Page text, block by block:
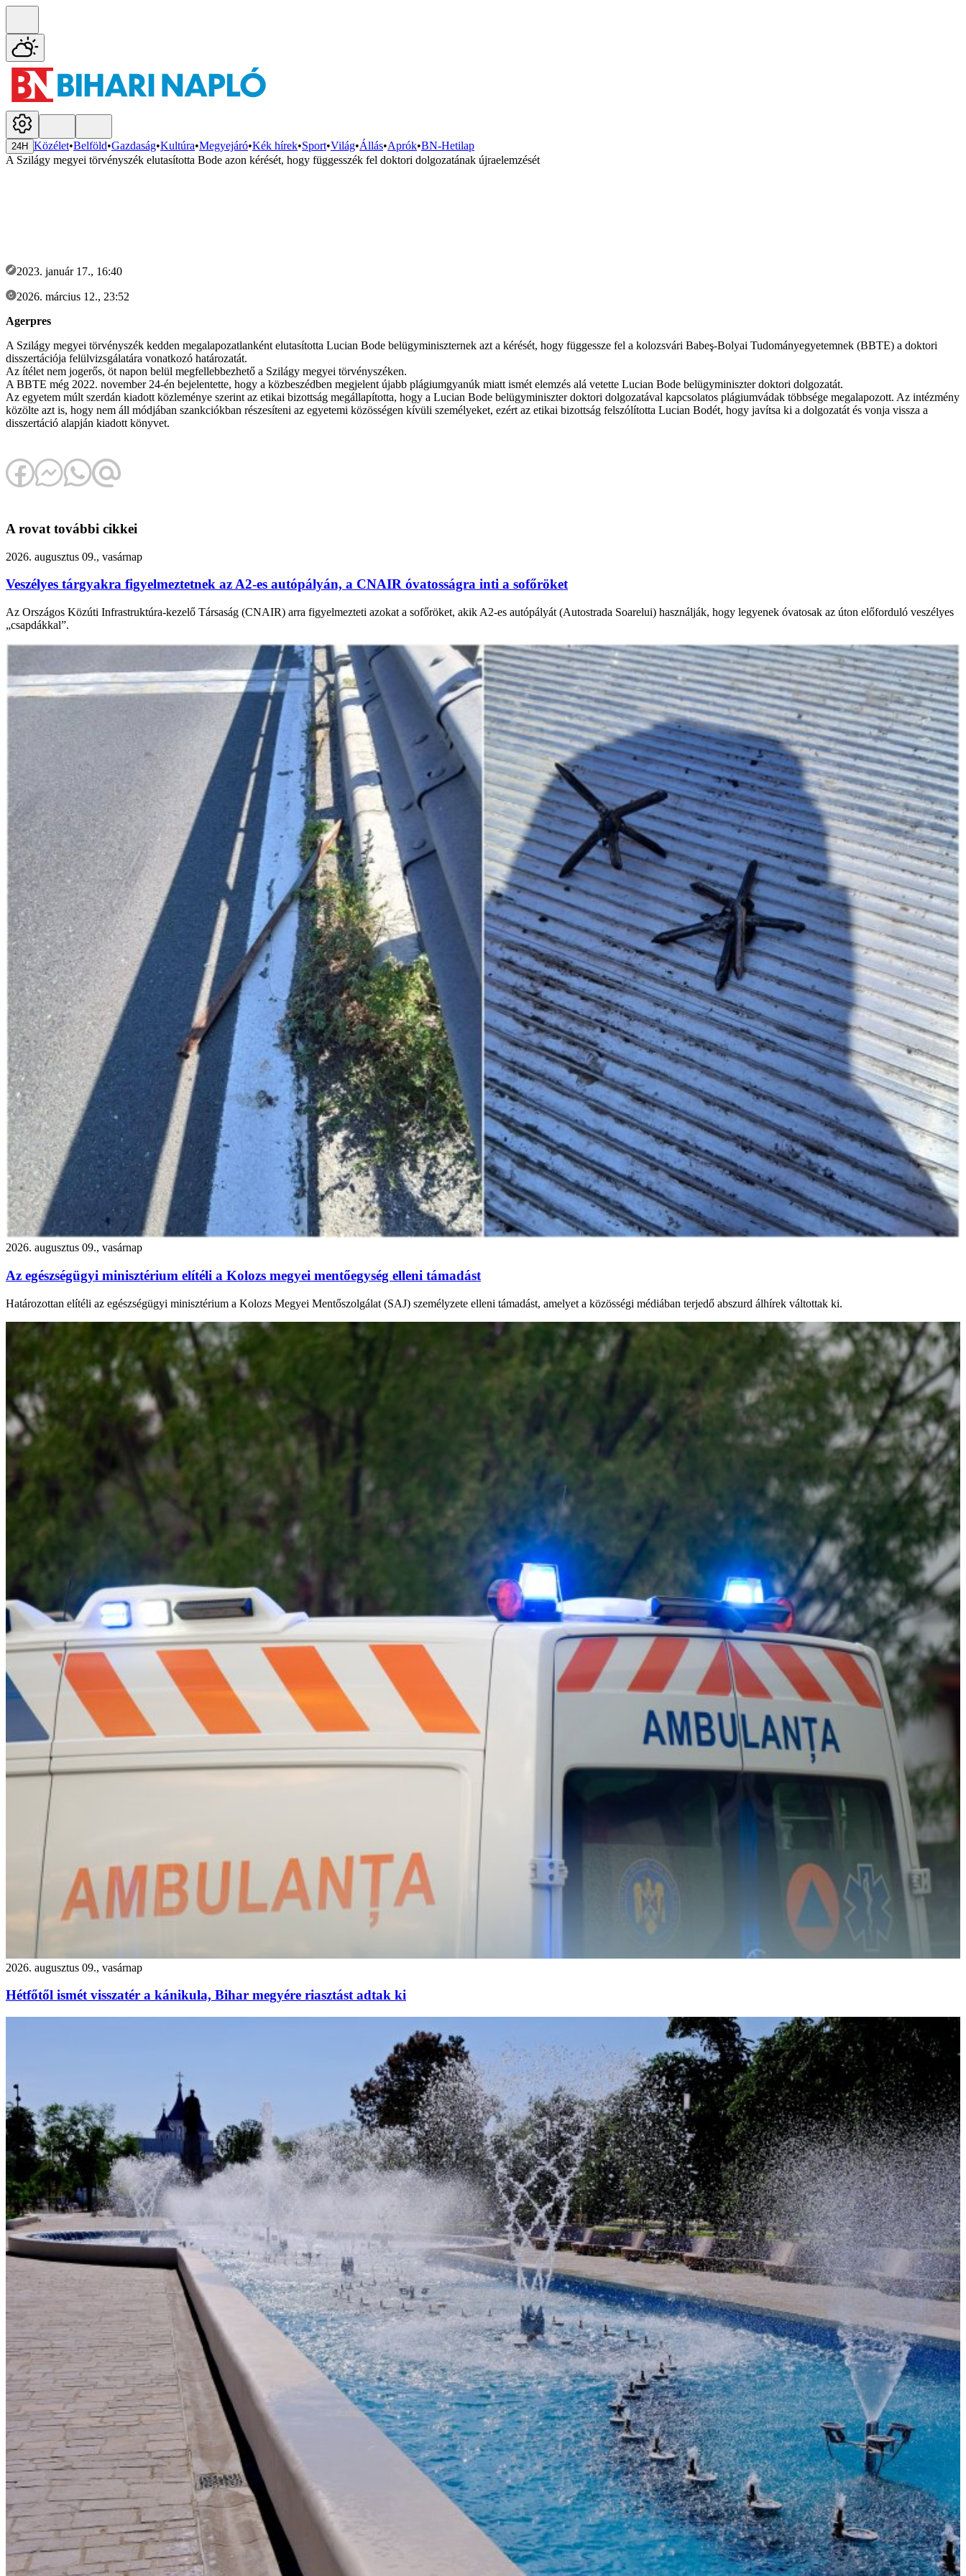
24H Közélet•Belföld•Gazdaság•Kultúra•Megyejáró•Kék hírek•Sport•Világ•Állás•Aprók•BN-Hetilap
A Szilágy megyei törvényszék elutasította Bode azon kérését, hogy függesszék fel doktori dolgozatának újraelemzését
2023. január 17., 16:40
2026. március 12., 23:52
Agerpres
A Szilágy megyei törvényszék kedden megalapozatlanként elutasította Lucian Bode belügyminiszternek azt a kérését, hogy függessze fel a kolozsvári Babeş-Bolyai Tudományegyetemnek (BBTE) a doktori
disszertációja felülvizsgálatára vonatkozó határozatát.
Az ítélet nem jogerős, öt napon belül megfellebbezhető a Szilágy megyei törvényszéken.
A BBTE még 2022. november 24-én bejelentette, hogy a közbeszédben megjelent újabb plágiumgyanúk miatt ismét elemzés alá vetette Lucian Bode belügyminiszter doktori dolgozatát.
Az egyetem múlt szerdán kiadott közleménye szerint az etikai bizottság megállapította, hogy a Lucian Bode belügyminiszter doktori dolgozatával kapcsolatos plágiumvádak többsége megalapozott. Az intézmény
közölte azt is, hogy nem áll módjában szankciókban részesíteni az egyetemi közösségen kívüli személyeket, ezért az etikai bizottság felszólította Lucian Bodét, hogy javítsa ki a dolgozatát és vonja vissza a
disszertáció alapján kiadott könyvet.
A rovat további cikkei
2026. augusztus 09., vasárnap
Veszélyes tárgyakra figyelmeztetnek az A2-es autópályán, a CNAIR óvatosságra inti a sofőröket
Az Országos Közúti Infrastruktúra-kezelő Társaság (CNAIR) arra figyelmezteti azokat a sofőröket, akik A2-es autópályát (Autostrada Soarelui) használják, hogy legyenek óvatosak az úton előforduló veszélyes
„csapdákkal”.
2026. augusztus 09., vasárnap
Az egészségügyi minisztérium elítéli a Kolozs megyei mentőegység elleni támadást
Határozottan elítéli az egészségügyi minisztérium a Kolozs Megyei Mentőszolgálat (SAJ) személyzete elleni támadást, amelyet a közösségi médiában terjedő abszurd álhírek váltottak ki.
2026. augusztus 09., vasárnap
Hétfőtől ismét visszatér a kánikula, Bihar megyére riasztást adtak ki